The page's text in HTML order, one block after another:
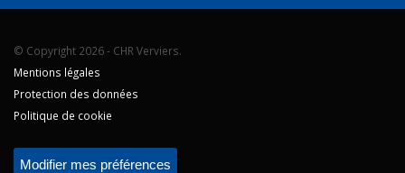
© Copyright 2026 - CHR Verviers.
Mentions légales
Protection des données
Politique de cookie
Modifier mes préférences